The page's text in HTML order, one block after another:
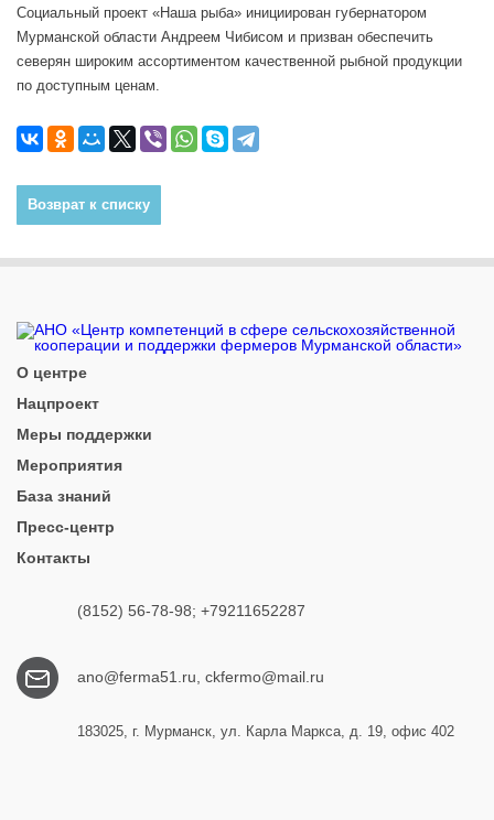
Социальный проект «Наша рыба» инициирован губернатором
Мурманской области Андреем Чибисом и призван обеспечить
северян широким ассортиментом качественной рыбной продукции
по доступным ценам.
Возврат к списку
О центре
Нацпроект
Меры поддержки
Мероприятия
База знаний
Пресс-центр
Контакты
(8152) 56-78-98; +79211652287
ano@ferma51.ru, ckfermo@mail.ru
183025, г. Мурманск, ул. Карла Маркса, д. 19, офис 402